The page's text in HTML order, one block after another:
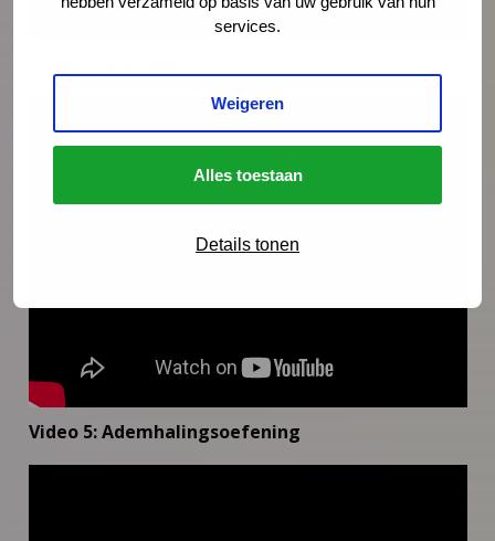
services.
Weigeren
Alles toestaan
Details tonen
Video 5: Ademhalingsoefening